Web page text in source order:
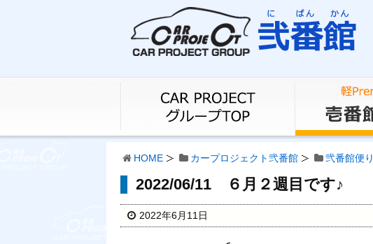
HOME カープロジェクト弐番館 弐番館便り
2022/06/11 ６月２週目です♪
2022年6月11日